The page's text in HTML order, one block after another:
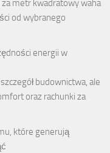
metr kwadratowy waha
od wybranego
energii w
budownictwa, ale
oraz rachunki za
które generują